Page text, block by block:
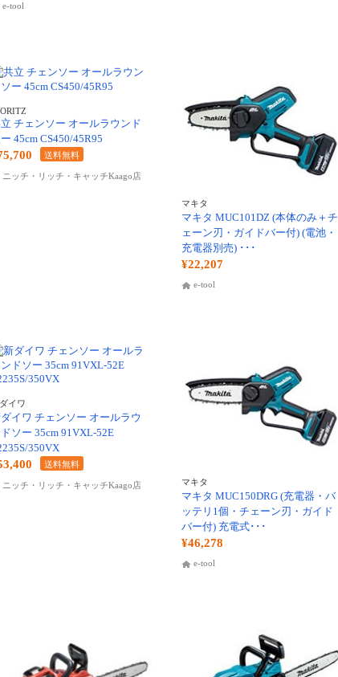
e-tool
チェンソー オールラウンド
45cm CS450/45R95
送料無料
ニッチ・リッチ・キャッチKaago店
マキタ
マキタ MUC101DZ (本体のみ＋チ
ェーン刃・ガイドバー付) (電池・
充電器別売) ･･･
¥22,207
e-tool
イワ
イワ チェンソー オールラウ
ソー 35cm 91VXL-52E
350VX
送料無料
ニッチ・リッチ・キャッチKaago店 マキタ
マキタ MUC150DRG (充電器・バ
ッテリ1個・チェーン刃・ガイド
バー付) 充電式･･･
¥46,278
e-tool